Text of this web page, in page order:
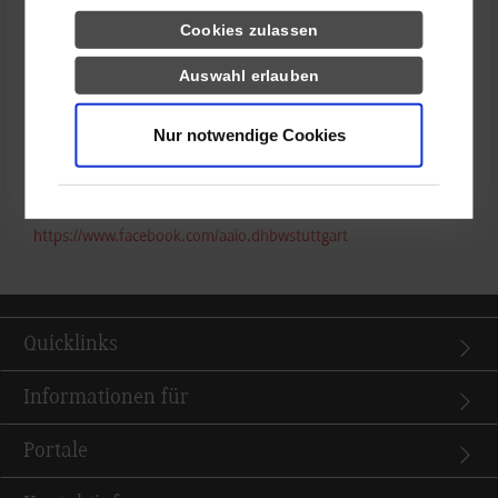
Cookies zulassen
Auswahl erlauben
Nur notwendige Cookies
Bachelorarbeit an der DHBW Stuttgart schreiben.
Bei den Studierenden aus dem Ausland erfreut sich die DHBW
Stuttgart großer Beliebtheit: Zehn Studierende aus dem letzten
Semester haben Ihren Aufenthalt an der DHBW Stuttgart um
ein weiteres Semester verlängert und absolvieren nun zum Teil
Praktika.
https://www.facebook.com/aaio.dhbwstuttgart
Quicklinks
Informationen für
Portale